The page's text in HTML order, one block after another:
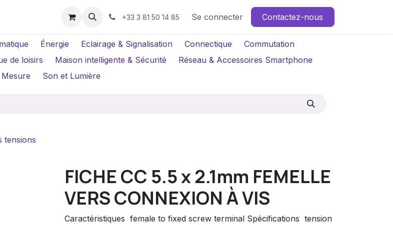
Location Caméras +33 3 81 50 14 85 Se connecter Contactez-nous
Énergie Eclairage & Signalisation Connectique
Commutation
de loisirs Maison intelligente & Sécurité
Réseau & Accessoires Smartphone
Mesure
Son et Lumière
tensions
FICHE CC 5.5 x 2.1mm FEMELLE
VERS CONNEXION À VIS
Caractéristiques  female to fixed screw terminal Spécifications  tension